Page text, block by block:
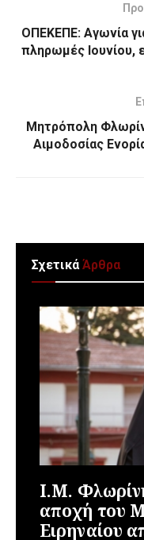
ΟΠΕΚΕΠΕ: Αγωνία
πληρωμές Ιουνίου,
Μητρόπολη
Αιμοδοσίας
ΣχετικάΆρθρα
Ι.Μ.
αποχή του
Ειρηναίου